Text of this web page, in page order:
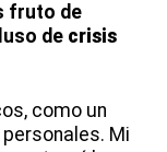
fruto de
de crisis
como un
Mi